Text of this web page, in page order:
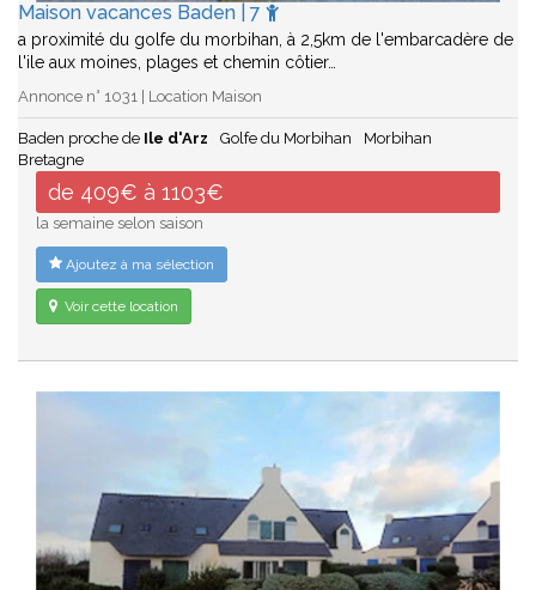
Maison vacances Baden | 7
a proximité du golfe du morbihan, à 2,5km de l'embarcadère de
l'ile aux moines, plages et chemin côtier…
Annonce n° 1031 | Location Maison
Baden proche de Ile d'Arz Golfe du Morbihan
Morbihan
Bretagne
de 409€ à 1103€
la semaine selon saison
Ajoutez à ma sélection
Voir cette location